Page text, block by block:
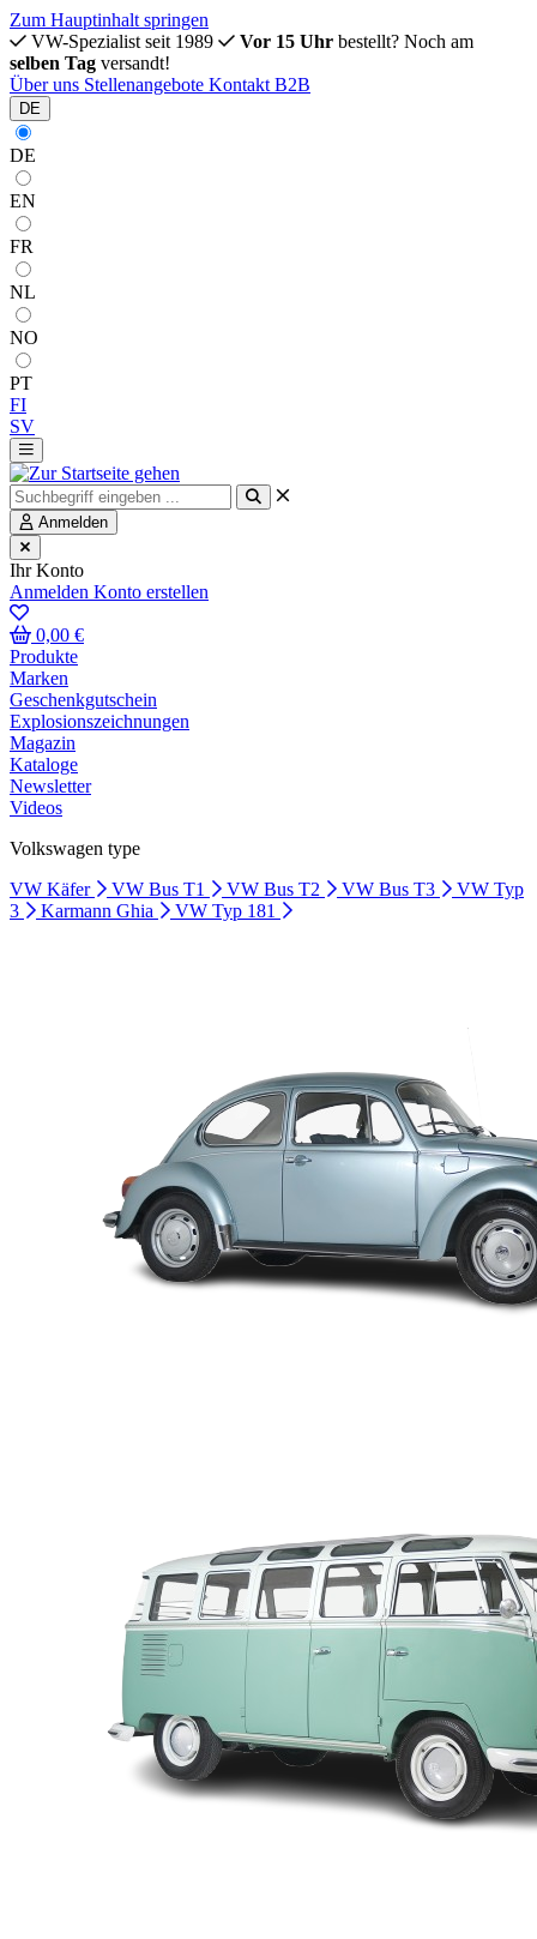
Zum Hauptinhalt springen
VW-Spezialist seit 1989
Vor 15 Uhr bestellt? Noch am
selben Tag versandt!
Über uns Stellenangebote Kontakt B2B
DE
DE
EN
FR
NL
NO
PT
FI
SV
Anmelden
Ihr Konto
Anmelden Konto erstellen
0,00 €
Produkte
Marken
Geschenkgutschein
Explosionszeichnungen
Magazin
Kataloge
Newsletter
Videos
Volkswagen type
VW Käfer
VW Bus T1 VW Bus T2 VW Bus T3
VW Typ
3
Karmann Ghia VW Typ 181